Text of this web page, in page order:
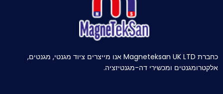
כחברת Magneteksan UK LTD אנו מייצרים ציוד מגנטי, מגנטים,
אלקטרומגנטים ומכשירי דה-מגנטיזציה.